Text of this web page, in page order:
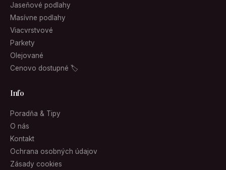
Jaseňové podlahy
Masívne podlahy
Viacvrstvové
Parkety
Olejované
Cenovo dostupné 🏷
Info
Poradňa & Tipy
O nás
Kontakt
Ochrana osobných údajov
Zásady cookies